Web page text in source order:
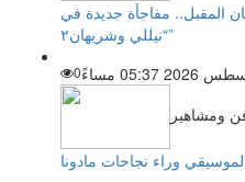
المقبل.. مفاجأة جديدة في
“نيللي وشريهان٢”
0
ومشاهير
وراء نجاحات مادونا